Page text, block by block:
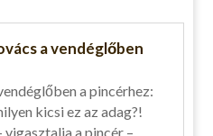
a vendéglőben
a pincérhez:
kicsi ez az adag?!
vigasztalja a pincér –